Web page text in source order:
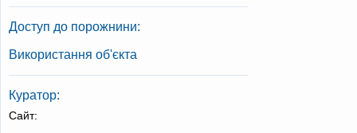
Доступ до порожнини:
Використання об'єкта
Куратор:
Сайт: